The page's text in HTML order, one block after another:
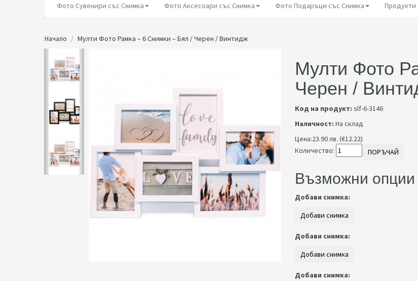
Фото Сувенири със Снимка Фото Аксесоари със Снимка Фото Подаръци със Снимка Продукти
Начало Мулти Фото Рамка – 6 Снимки – Бял / Черен / Винтидж
Мулти Фото
Черен /
Код на продукт: slf-6-3146
Наличност: На склад
Цена:23.90 лв. (€12.22)
Количество:
ПОРЪЧАЙ
Възможни опции
Добави снимка:
Добави снимка:
Добави снимка: